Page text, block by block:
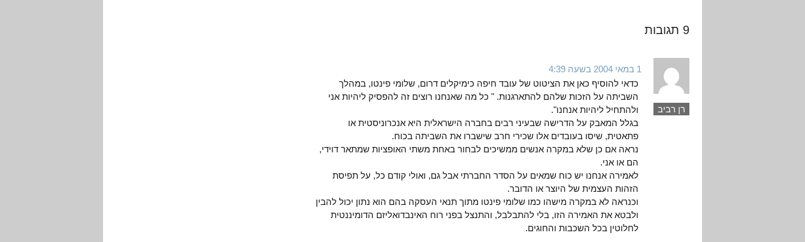
9 תגובות
רן רביב
1 במאי 2004 בשעה 4:39
כדאי להוסיף כאן את הציטוט של עובד חיפה כימיקלים דרום, שלומי פינטו, במהלך
השביתה על הזכות שלהם להתארגנות. " כל מה שאנחנו רוצים זה להפסיק ליהיות אני
ולהתחיל ליהיות אנחנו".
בגלל המאבק על הדרישה שבעיני רבים בחברה הישראלית היא אנכרוניסטית או
פתאטית, שיסו בעובדים אלו שכירי חרב שישברו את השביתה בכוח.
נראה אם כן שלא במקרה אנשים ממשיכים לבחור באחת משתי האופציות שמתאר דוידי,
הם או אני.
לאמירה אנחנו יש כוח שמאים על הסדר החברתי אבל גם, ואולי קודם כל, על תפיסת
הזהות העצמית של היוצר או הדובר.
וכנראה לא במקרה מישהו כמו שלומי פינטו מתוך תנאי העסקה בהם הוא נתון יכול להבין
ולבטא את האמירה הזו, בלי להתבלבל, והתנצל בפני רוח האינבדואליזם הדומיננטית
לחלוטין בכל השכבות והחוגים.